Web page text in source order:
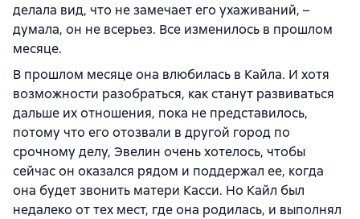
делала вид, что не замечает его ухаживаний, –
думала, он не всерьез. Все изменилось в прошлом
месяце.
В прошлом месяце она влюбилась в Кайла. И хотя
возможности разобраться, как станут развиваться
дальше их отношения, пока не представилось,
потому что его отозвали в другой город по
срочному делу, Эвелин очень хотелось, чтобы
сейчас он оказался рядом и поддержал ее, когда
она будет звонить матери Касси. Но Кайл был
недалеко от тех мест, где она родилась, и выполнял